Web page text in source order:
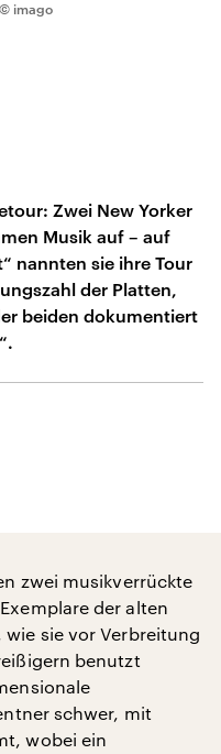
© imago
Zwei New Yorker
Musik auf – auf
nannten sie ihre Tour
der Platten,
beiden dokumentiert
zwei musikverrückte
der alten
sie vor Verbreitung
benutzt
schwer, mit
wobei ein